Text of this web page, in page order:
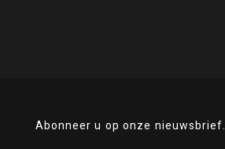
Abonneer u op onze nieuwsbrief.